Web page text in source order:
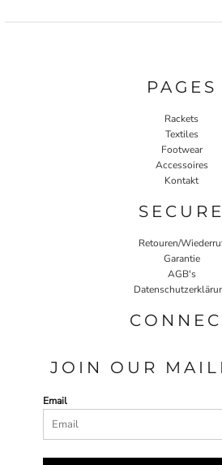
PAGES
Rackets
Textiles
Footwear
Accessoires
Kontakt
SECURE
Retouren/
Garantie
AGB's
JOIN OUR
Email